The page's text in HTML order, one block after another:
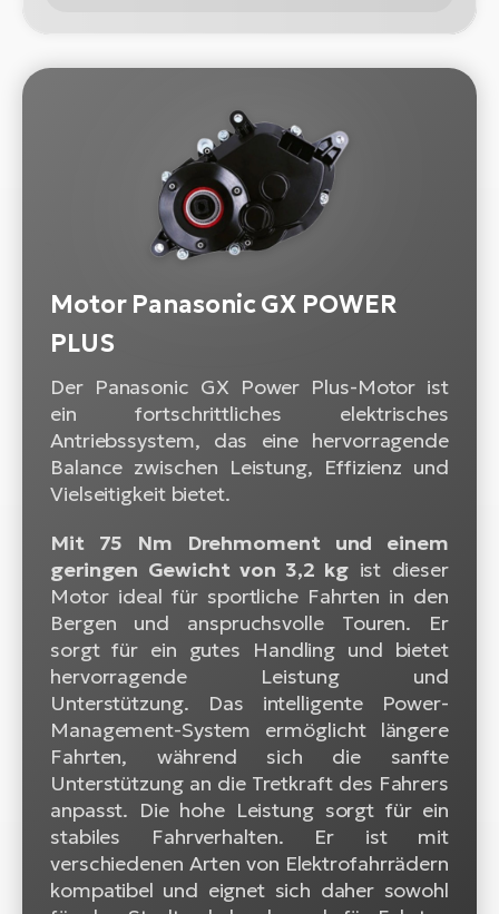
Motor Panasonic GX POWER
PLUS
Der Panasonic GX Power Plus-Motor ist
ein fortschrittliches elektrisches
Antriebssystem, das eine hervorragende
Balance zwischen Leistung, Effizienz und
Vielseitigkeit bietet.
Mit 75 Nm Drehmoment und einem
geringen Gewicht von 3,2 kg ist dieser
Motor ideal für sportliche Fahrten in den
Bergen und anspruchsvolle Touren. Er
sorgt für ein gutes Handling und bietet
hervorragende Leistung und
Unterstützung. Das intelligente Power-
Management-System ermöglicht längere
Fahrten, während sich die sanfte
Unterstützung an die Tretkraft des Fahrers
anpasst. Die hohe Leistung sorgt für ein
stabiles Fahrverhalten. Er ist mit
verschiedenen Arten von Elektrofahrrädern
kompatibel und eignet sich daher sowohl